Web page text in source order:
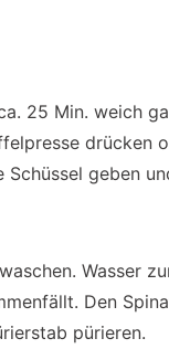
25 Min. weich
drücken
geben
Wasser
Den
pürieren.